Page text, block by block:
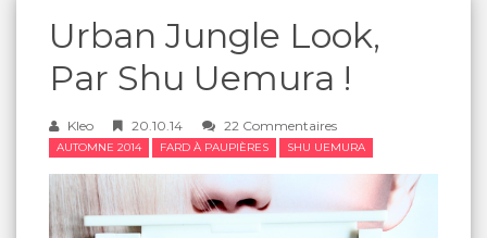
Urban Jungle Look,
Par Shu Uemura !
Kleo 20.10.14 22 Commentaires
AUTOMNE 2014 FARD À PAUPIÈRES SHU UEMURA